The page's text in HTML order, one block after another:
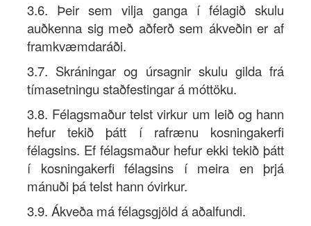
3.6. Þeir sem vilja ganga í félagið skulu
auðkenna sig með aðferð sem ákveðin er af
framkvæmdaráði.
3.7. Skráningar og úrsagnir skulu gilda frá
tímasetningu staðfestingar á móttöku.
3.8. Félagsmaður telst virkur um leið og hann
hefur tekið þátt í rafrænu kosningakerfi
félagsins. Ef félagsmaður hefur ekki tekið þátt
í kosningakerfi félagsins í meira en þrjá
mánuði þá telst hann óvirkur.
3.9. Ákveða má félagsgjöld á aðalfundi.